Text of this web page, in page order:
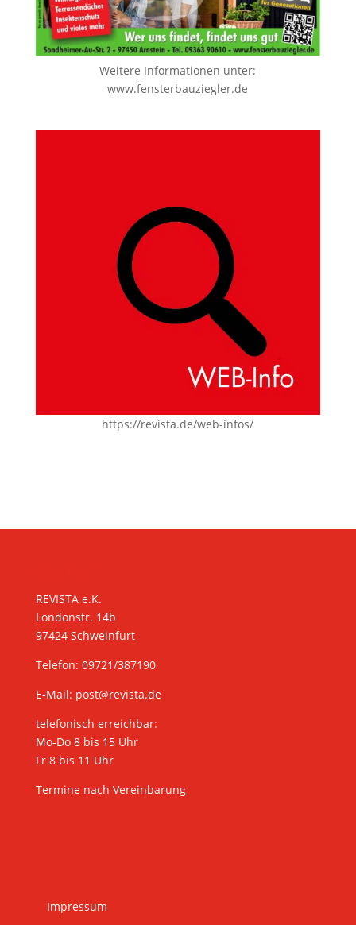
Weitere Informationen unter:
www.fensterbauziegler.de
https://revista.de/web-infos/
REVISTA e.K.
Londonstr. 14b
97424 Schweinfurt
Telefon: 09721/387190
E-Mail: post@revista.de
telefonisch erreichbar:
Mo-Do 8 bis 15 Uhr
Fr 8 bis 11 Uhr
Termine nach Vereinbarung
Impressum